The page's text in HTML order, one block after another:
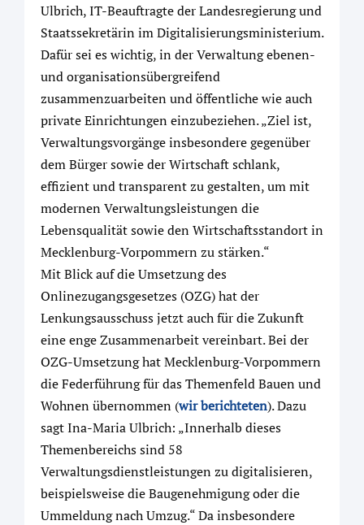
Ulbrich, IT-Beauftragte der Landesregierung und
Staatssekretärin im Digitalisierungsministerium.
Dafür sei es wichtig, in der Verwaltung ebenen-
und organisationsübergreifend
zusammenzuarbeiten und öffentliche wie auch
private Einrichtungen einzubeziehen. „Ziel ist,
Verwaltungsvorgänge insbesondere gegenüber
dem Bürger sowie der Wirtschaft schlank,
effizient und transparent zu gestalten, um mit
modernen Verwaltungsleistungen die
Lebensqualität sowie den Wirtschaftsstandort in
Mecklenburg-Vorpommern zu stärken.“
Mit Blick auf die Umsetzung des
Onlinezugangsgesetzes (OZG) hat der
Lenkungsausschuss jetzt auch für die Zukunft
eine enge Zusammenarbeit vereinbart. Bei der
OZG-Umsetzung hat Mecklenburg-Vorpommern
die Federführung für das Themenfeld Bauen und
Wohnen übernommen (wir berichteten). Dazu
sagt Ina-Maria Ulbrich: „Innerhalb dieses
Themenbereichs sind 58
Verwaltungsdienstleistungen zu digitalisieren,
beispielsweise die Baugenehmigung oder die
Ummeldung nach Umzug.“ Da insbesondere